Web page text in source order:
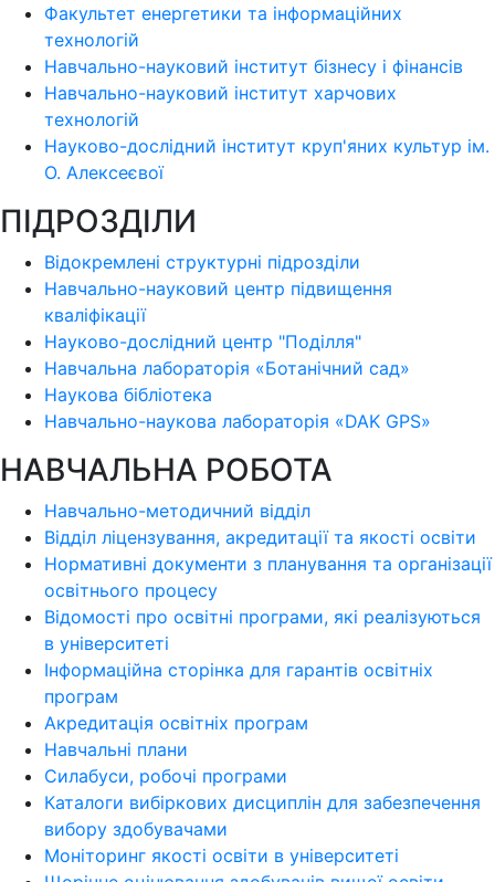
Факультет енергетики та інформаційних
технологій
Навчально-науковий інститут бізнесу і фінансів
Навчально-науковий інститут харчових
технологій
Науково-дослідний інститут круп'яних культур ім.
О. Алексеєвої
ПІДРОЗДІЛИ
Відокремлені структурні підрозділи
Навчально-науковий центр підвищення
кваліфікації
Науково-дослідний центр "Поділля"
Навчальна лабораторія «Ботанічний сад»
Наукова бібліотека
Навчально-наукова лабораторія «DAK GPS»
НАВЧАЛЬНА РОБОТА
Навчально-методичний відділ
Відділ ліцензування, акредитації та якості освіти
Нормативні документи з планування та організації
освітнього процесу
Відомості про освітні програми, які реалізуються
в університеті
Інформаційна сторінка для гарантів освітніх
програм
Акредитація освітніх програм
Навчальні плани
Силабуси, робочі програми
Каталоги вибіркових дисциплін для забезпечення
вибору здобувачами
Моніторинг якості освіти в університеті